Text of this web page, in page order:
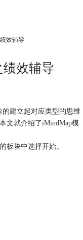
效辅导
效辅导
建立起对应类型的思维
文就介绍了iMindMap模
板块中选择开始。